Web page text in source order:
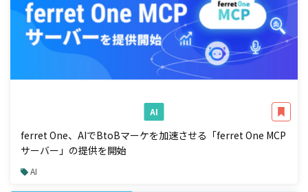
AI
ferret One、AIでBtoBマーケを加速させる「ferret One MCP
サーバー」の提供を開始
AI